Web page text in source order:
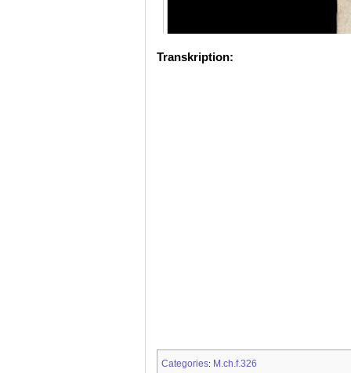
Transkription:
Categories: M.ch.f.326